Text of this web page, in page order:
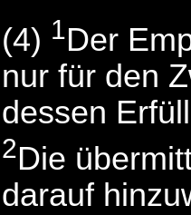
(4) 1Der
nur für den
dessen
2Die
darauf